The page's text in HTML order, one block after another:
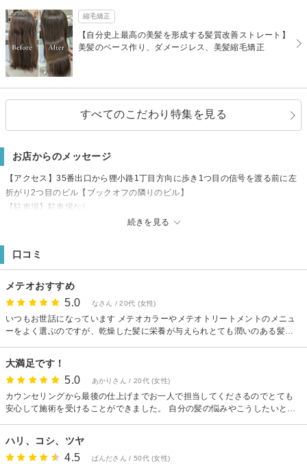
縮毛矯正
【自分史上最高の美髪を形成する髪質改善ストレート】
美髪のベース作り、ダメージレス、美髪縮毛矯正
すべてのこだわり特集を見る
お店からのメッセージ
続きを見る
【アクセス】35番出口から狸小路1丁目方向に歩き1つ目の信号を渡る前に左
折がり2つ目のビル【ブックオフの隣りのビル】
【駐車場】駐車場なし
【支払方法】PAYPAYも使えます。
口コミ
メテオおすすめ
5.0 なさん / 20代 (女性)
いつもお世話になっています メテオカラーやメテオトリートメントのメニュ
ーをよく選ぶのですが、乾燥した髪に栄養が与えられとても潤いのある髪に
よりの髪がまとまるようになるのでとてもおすすめです 美容室で施術してい
ただいた日は髪が綺麗になり気分もあがるのでまた通いたくなります
大満足です！
5.0 あかりさん / 20代 (女性)
カウンセリングから最後の仕上げまでお一人で担当してくださるのでとても
安心して施術を受けることができました。 自分の髪の悩みやこうしたいとい
とても豊富でおすすめのシャンプーやトリートメント、髪のケアまでたくさ
ん教えて頂けてとても満足です！ 痛みきっていた髪の毛がとてもサラサラに
ハリ、コシ、ツヤ
4.5 ぱんださん / 50代 (女性)